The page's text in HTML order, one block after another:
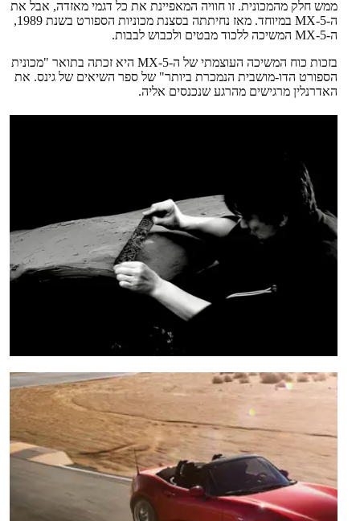
ממש חלק מהמכונית. זו חוויה המאפיינת את כל דגמי מאזדה, אבל את
ה-MX-5 במיוחד. מאז נחיתתה בסצנת מכוניות הספורט בשנת 1989,
בזכות כוח המשיכה העוצמתי של ה-MX-5 היא זכתה בתואר "מכונית
הספורט הדו-מושבית הנמכרת ביותר" של ספר השיאים של גינס. את
האדרנלין מרגישים מהרגע שנכנסים אליה.